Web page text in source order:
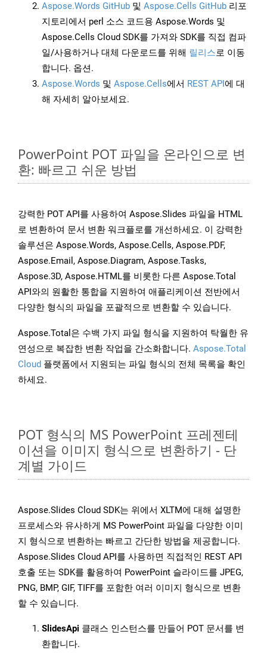
Aspose.Words GitHub 및 Aspose.Cells GitHub 리포
지토리에서 perl 소스 코드용 Aspose.Words 및
Aspose.Cells Cloud SDK를 가져와 SDK를 직접 컴파
일/사용하거나 대체 다운로드를 위해 릴리스로 이동
합니다. 옵션.
Aspose.Words 및 Aspose.Cells에서 REST API에 대
해 자세히 알아보세요.
PowerPoint POT 파일을 온라인으로 변
환: 빠르고 쉬운 방법
강력한 POT API를 사용하여 Aspose.Slides 파일을 HTML
로 변환하여 문서 변환 워크플로를 개선하세요. 이 강력한
솔루션은 Aspose.Words, Aspose.Cells, Aspose.PDF,
Aspose.Email, Aspose.Diagram, Aspose.Tasks,
Aspose.3D, Aspose.HTML를 비롯한 다른 Aspose.Total
API와의 원활한 통합을 지원하여 애플리케이션 전반에서
다양한 형식의 파일을 포괄적으로 변환할 수 있습니다.
Aspose.Total은 수백 가지 파일 형식을 지원하여 탁월한 유
연성으로 복잡한 변환 작업을 간소화합니다. Aspose.Total
Cloud 플랫폼에서 지원되는 파일 형식의 전체 목록을 확인
하세요.
POT 형식의 MS PowerPoint 프레젠테
이션을 이미지 형식으로 변환하기 - 단
계별 가이드
Aspose.Slides Cloud SDK는 위에서 XLTM에 대해 설명한
프로세스와 유사하게 MS PowerPoint 파일을 다양한 이미
지 형식으로 변환하는 빠르고 간단한 방법을 제공합니다.
Aspose.Slides Cloud API를 사용하면 직접적인 REST API
호출 또는 SDK를 활용하여 PowerPoint 슬라이드를 JPEG,
PNG, BMP, GIF, TIFF를 포함한 여러 이미지 형식으로 변환
할 수 있습니다.
SlidesApi 클래스 인스턴스를 만들어 POT 문서를 변
환합니다.